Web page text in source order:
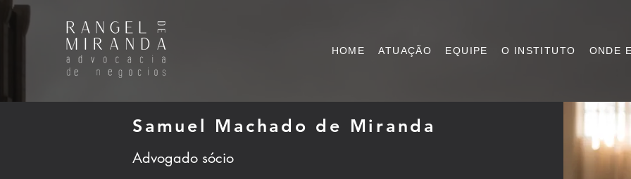
HOME ATUAÇÃO EQUIPE O INSTITUTO ONDE
Samuel Machado de Miranda
Advogado sócio